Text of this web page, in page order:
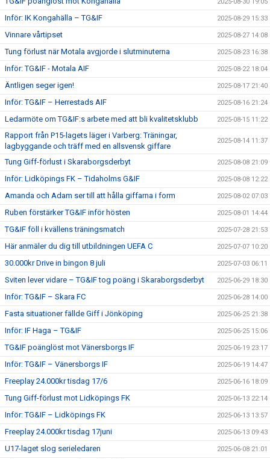
Inför: IK Kongahälla – TG&IF 2025-08-29 15:33
Vinnare vårtipset 2025-08-27 14:08
Tung förlust när Motala avgjorde i slutminuterna 2025-08-23 16:38
Inför: TG&IF - Motala AIF 2025-08-22 18:04
Äntligen seger igen! 2025-08-17 21:40
Inför: TG&IF – Herrestads AIF 2025-08-16 21:24
Ledarmöte om TG&IF:s arbete med att bli kvalitetsklubb 2025-08-15 11:22
Rapport från P15-lagets läger i Varberg: Träningar,
lagbyggande och träff med en allsvensk giffare
2025-08-14 11:37
Tung Giff-förlust i Skaraborgsderbyt 2025-08-08 21:09
Inför: Lidköpings FK – Tidaholms G&IF 2025-08-08 12:22
Amanda och Adam ser till att hålla giffarna i form 2025-08-02 07:03
Ruben förstärker TG&IF inför hösten 2025-08-01 14:44
TG&IF föll i kvällens träningsmatch 2025-07-28 21:53
Här anmäler du dig till utbildningen UEFA C 2025-07-07 10:20
30.000kr Drive in bingon 8 juli 2025-07-03 06:11
Sviten lever vidare – TG&IF tog poäng i Skaraborgsderbyt 2025-06-29 18:30
Inför: TG&IF – Skara FC 2025-06-28 14:00
Fasta situationer fällde Giff i Jönköping 2025-06-25 21:38
Inför: IF Haga – TG&IF 2025-06-25 15:06
TG&IF poänglöst mot Vänersborgs IF 2025-06-19 23:17
Inför: TG&IF – Vänersborgs IF 2025-06-19 14:47
Freeplay 24.000kr tisdag 17/6 2025-06-16 18:09
Tung Giff-förlust mot Lidköpings FK 2025-06-13 22:14
Inför: TG&IF – Lidköpings FK 2025-06-13 13:57
Freeplay 24.000kr tisdag 17juni 2025-06-13 09:43
U17-laget slog serieledaren 2025-06-08 21:01